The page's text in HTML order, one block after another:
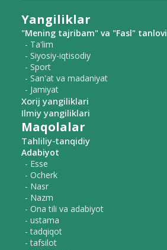
Yangiliklar
"Mening tajribam" va "Fasl" tanlovi
- Ta'lim
- Siyosiy-iqtisodiy
- Sport
- San'at va madaniyat
- Jamiyat
Xorij yangiliklari
Ilmiy yangiliklari
Maqolalar
Tahliliy-tanqidiy
Adabiyot
- Esse
- Ocherk
- Nasr
- Nazm
- Ona tili va adabiyot
- ustama
- tadqiqot
- tafsilot